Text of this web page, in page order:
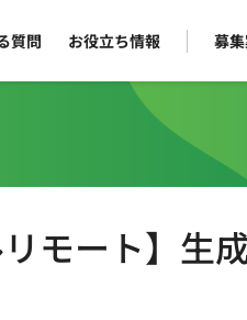
質問 お役立ち情報 募
モート】生